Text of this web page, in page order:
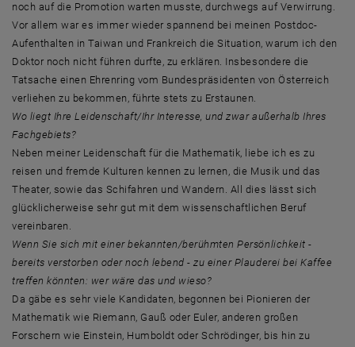
noch auf die Promotion warten musste, durchwegs auf Verwirrung.
Vor allem war es immer wieder spannend bei meinen Postdoc-
Aufenthalten in Taiwan und Frankreich die Situation, warum ich den
Doktor noch nicht führen durfte, zu erklären. Insbesondere die
Tatsache einen Ehrenring vom Bundespräsidenten von Österreich
verliehen zu bekommen, führte stets zu Erstaunen.
Wo liegt Ihre Leidenschaft/Ihr Interesse, und zwar außerhalb Ihres
Fachgebiets?
Neben meiner Leidenschaft für die Mathematik, liebe ich es zu
reisen und fremde Kulturen kennen zu lernen, die Musik und das
Theater, sowie das Schifahren und Wandern. All dies lässt sich
glücklicherweise sehr gut mit dem wissenschaftlichen Beruf
vereinbaren.
Wenn Sie sich mit einer bekannten/berühmten Persönlichkeit -
bereits verstorben oder noch lebend - zu einer Plauderei bei Kaffee
treffen könnten: wer wäre das und wieso?
Da gäbe es sehr viele Kandidaten, begonnen bei Pionieren der
Mathematik wie Riemann, Gauß oder Euler, anderen großen
Forschern wie Einstein, Humboldt oder Schrödinger, bis hin zu